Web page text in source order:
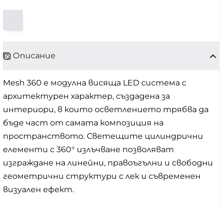
Описание
Mesh 360 е модулна висяща LED система с
архитектурен характер, създадена за
интериори, в които осветлението трябва да
бъде част от самата композиция на
пространството. Светещите цилиндрични
елементи с 360° излъчване позволяват
изграждане на линейни, правоъгълни и свободни
геометрични структури с лек и съвременен
визуален ефект.